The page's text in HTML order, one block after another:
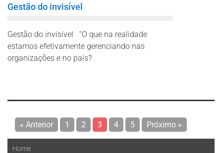
Gestão do invisível
Gestão do invisível “O que na realidade
estamos efetivamente gerenciando nas
organizações e no país?
« Anterior 1 2 3 4 5 Próximo »
Home